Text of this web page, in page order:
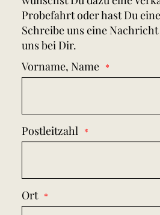
Probefahrt oder hast Du
Schreibe uns eine
uns bei Dir.
Vorname, Name
Postleitzahl
Ort